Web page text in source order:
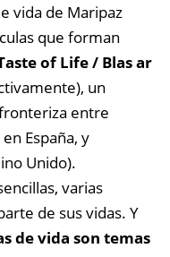
vida de Maripaz
que forman
of Life / Blas ar
un
entre
en España, y
Unido).
varias
de sus vidas. Y
de vida son temas